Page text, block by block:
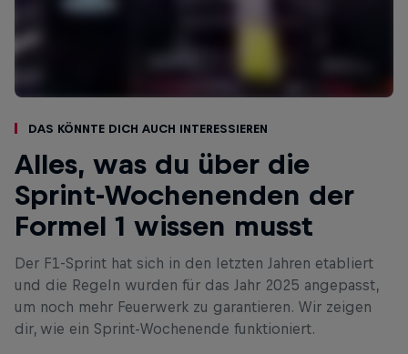
Das könnte dich auch interessieren
Alles, was du über die
Sprint-Wochenenden der
Formel 1 wissen musst
Der F1-Sprint hat sich in den letzten Jahren etabliert
und die Regeln wurden für das Jahr 2025 angepasst,
um noch mehr Feuerwerk zu garantieren. Wir zeigen
dir, wie ein Sprint-Wochenende funktioniert.